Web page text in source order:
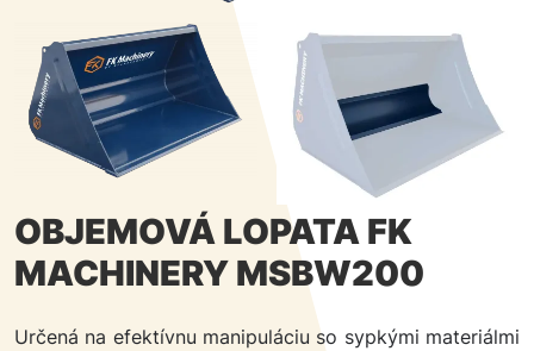
OBJEMOVÁ LOPATA FK
MACHINERY MSBW200
Určená na efektívnu manipuláciu so sypkými materiálmi